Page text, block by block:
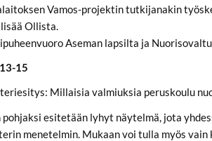
Vamos-projektin tutkijanakin
lisää Ollista.
Aseman lapsilta ja
15
Millaisia valmiuksia peruskoulu
pohjaksi esitetään lyhyt näytelmä, jota
menetelmin. Mukaan voi tulla myös vain